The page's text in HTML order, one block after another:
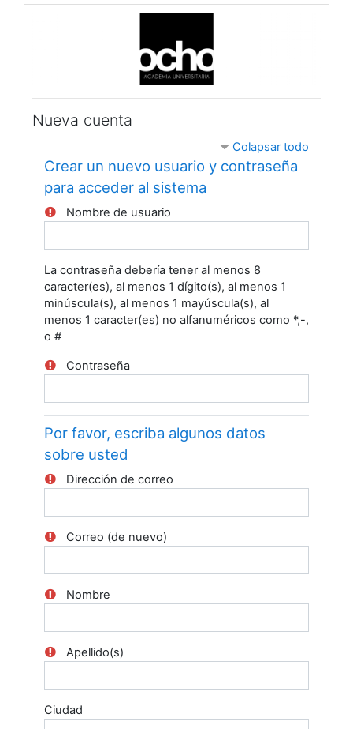
Salta al contenido principal
Nueva cuenta
Colapsar todo
Crear un nuevo usuario y contraseña
para acceder al sistema
Nombre de usuario
La contraseña debería tener al menos 8
caracter(es), al menos 1 dígito(s), al menos 1
minúscula(s), al menos 1 mayúscula(s), al
menos 1 caracter(es) no alfanuméricos como *,-,
o #
Contraseña
Por favor, escriba algunos datos
sobre usted
Dirección de correo
Correo (de nuevo)
Nombre
Apellido(s)
Ciudad